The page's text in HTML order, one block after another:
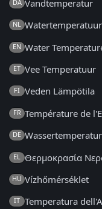
DA Vandtemperatur
NL Watertemperatuur
EN Water
ET Vee Temperatuur
FI Veden Lämpötila
FR Température de
DE Wassertemperatur
EL Θερμοκρασία
HU Vízhőmérséklet
IT Temperatura